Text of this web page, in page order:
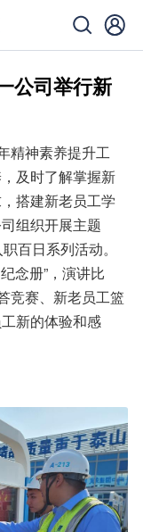
公司举行新
精神素养提升工
及时了解掌握新
搭建新老员工学
组织开展主题
百日系列活动。
念册”，演讲比
竞赛、新老员工篮
新的体验和感